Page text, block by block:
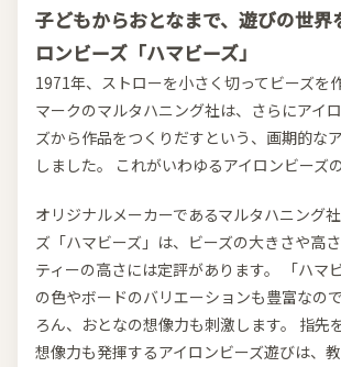
子どもからおとなまで、遊びの世界
ロンビーズ「ハマビーズ」
1971年、ストローを小さく切ってビーズを
マークのマルタハニング社は、さらにアイ
ズから作品をつくりだすという、画期的な
しました。 これがいわゆるアイロンビーズ
オリジナルメーカーであるマルタハニング
ズ「ハマビーズ」は、ビーズの大きさや高
ティーの高さには定評があります。 「ハマ
の色やボードのバリエーションも豊富なの
ろん、おとなの想像力も刺激します。 指先
想像力も発揮するアイロンビーズ遊びは、